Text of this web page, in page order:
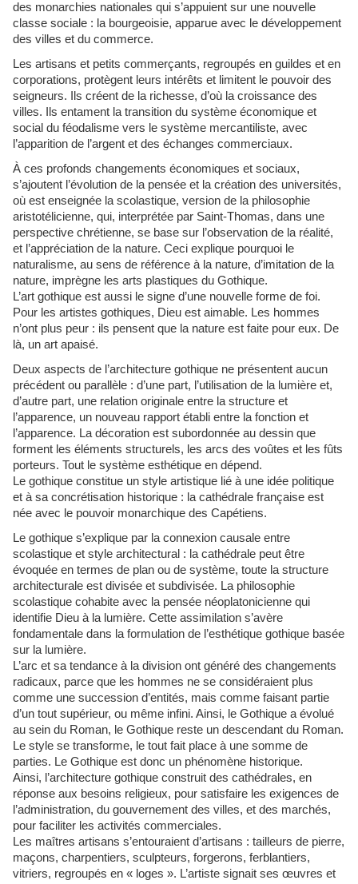
des monarchies nationales qui s’appuient sur une nouvelle
classe sociale : la bourgeoisie, apparue avec le développement
des villes et du commerce.
Les artisans et petits commerçants, regroupés en guildes et en
corporations, protègent leurs intérêts et limitent le pouvoir des
seigneurs. Ils créent de la richesse, d’où la croissance des
villes. Ils entament la transition du système économique et
social du féodalisme vers le système mercantiliste, avec
l’apparition de l’argent et des échanges commerciaux.
À ces profonds changements économiques et sociaux,
s’ajoutent l’évolution de la pensée et la création des universités,
où est enseignée la scolastique, version de la philosophie
aristotélicienne, qui, interprétée par Saint-Thomas, dans une
perspective chrétienne, se base sur l’observation de la réalité,
et l’appréciation de la nature. Ceci explique pourquoi le
naturalisme, au sens de référence à la nature, d’imitation de la
nature, imprègne les arts plastiques du Gothique.
L’art gothique est aussi le signe d’une nouvelle forme de foi.
Pour les artistes gothiques, Dieu est aimable. Les hommes
n’ont plus peur : ils pensent que la nature est faite pour eux. De
là, un art apaisé.
Deux aspects de l’architecture gothique ne présentent aucun
précédent ou parallèle : d’une part, l’utilisation de la lumière et,
d’autre part, une relation originale entre la structure et
l’apparence, un nouveau rapport établi entre la fonction et
l’apparence. La décoration est subordonnée au dessin que
forment les éléments structurels, les arcs des voûtes et les fûts
porteurs. Tout le système esthétique en dépend.
Le gothique constitue un style artistique lié à une idée politique
et à sa concrétisation historique : la cathédrale française est
née avec le pouvoir monarchique des Capétiens.
Le gothique s’explique par la connexion causale entre
scolastique et style architectural : la cathédrale peut être
évoquée en termes de plan ou de système, toute la structure
architecturale est divisée et subdivisée. La philosophie
scolastique cohabite avec la pensée néoplatonicienne qui
identifie Dieu à la lumière. Cette assimilation s’avère
fondamentale dans la formulation de l’esthétique gothique basée
sur la lumière.
L’arc et sa tendance à la division ont généré des changements
radicaux, parce que les hommes ne se considéraient plus
comme une succession d’entités, mais comme faisant partie
d’un tout supérieur, ou même infini. Ainsi, le Gothique a évolué
au sein du Roman, le Gothique reste un descendant du Roman.
Le style se transforme, le tout fait place à une somme de
parties. Le Gothique est donc un phénomène historique.
Ainsi, l’architecture gothique construit des cathédrales, en
réponse aux besoins religieux, pour satisfaire les exigences de
l’administration, du gouvernement des villes, et des marchés,
pour faciliter les activités commerciales.
Les maîtres artisans s’entouraient d’artisans : tailleurs de pierre,
maçons, charpentiers, sculpteurs, forgerons, ferblantiers,
vitriers, regroupés en « loges ». L’artiste signait ses œuvres et